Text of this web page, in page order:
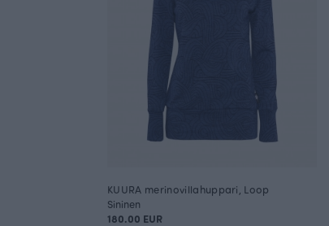
KUURA merinovillahuppari, Loop
Sininen
180.00 EUR